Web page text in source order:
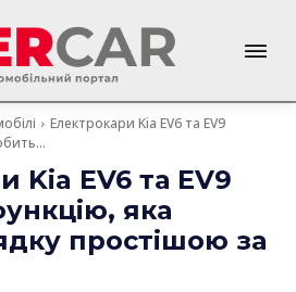
Електрокари Kia EV6 та EV9
Kia EV6 та EV9
яка
простішою за